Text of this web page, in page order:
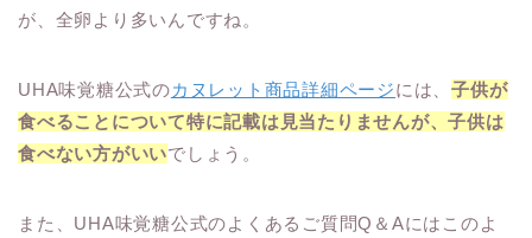
が、全卵より多いんですね。
UHA味覚糖公式のカヌレット商品詳細ページには、子供が
食べることについて特に記載は見当たりませんが、子供は
食べない方がいいでしょう。
また、UHA味覚糖公式のよくあるご質問Q＆Aにはこのよ